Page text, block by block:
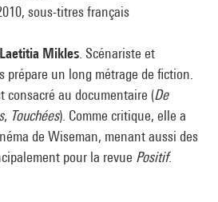
sous-titres français
Mikles . Scénariste et
un long métrage de fiction.
consacré au documentaire (De
, Touchées). Comme critique, elle a
de Wiseman, menant aussi des
pour la revue Positif.